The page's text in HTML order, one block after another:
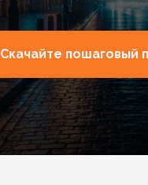
Скачайте пошаговый